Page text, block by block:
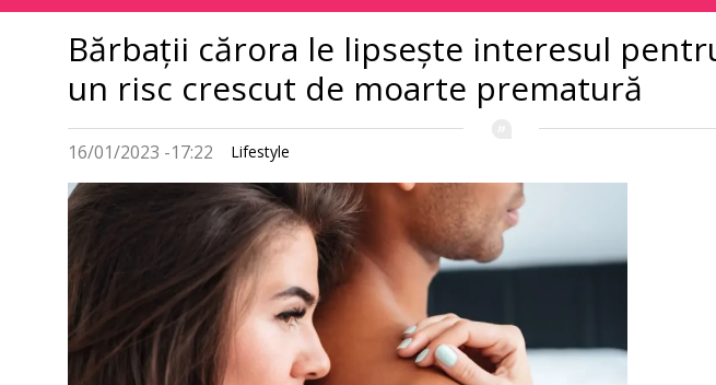
principală
Bărbații cărora le lipsește interesul
un risc crescut de moarte prematură
16/01/2023 -17:22 Lifestyle
Imagine